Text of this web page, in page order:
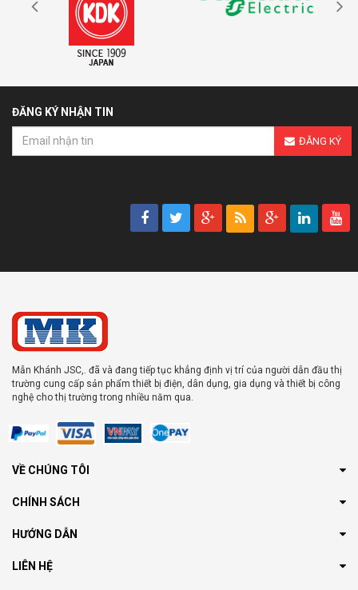
ĐĂNG KÝ NHẬN TIN
ĐĂNG KÝ
Mẫn Khánh JSC,. đã và đang tiếp tục khẳng định vị trí của người dẫn đầu thị
trường cung cấp sản phẩm thiết bị điện, dân dụng, gia dụng và thiết bị công
nghệ cho thị trường trong nhiều năm qua.
VỀ CHÚNG TÔI
CHÍNH SÁCH
HƯỚNG DẪN
LIÊN HỆ